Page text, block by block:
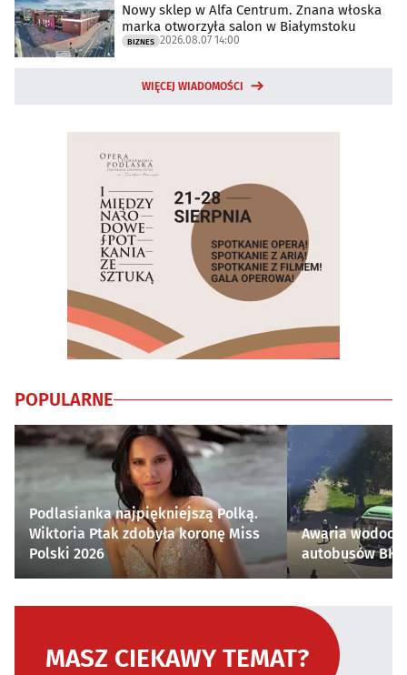
Nowy sklep w Alfa Centrum. Znana włoska
marka otworzyła salon w Białymstoku
BIZNES 2026.08.07 14:00
WIĘCEJ WIADOMOŚCI
POPULARNE
Podlasianka najpiękniejszą Polką.
Wiktoria Ptak zdobyła koronę Miss
Polski 2026
Awaria
autobusów
MASZ CIEKAWY TEMAT?